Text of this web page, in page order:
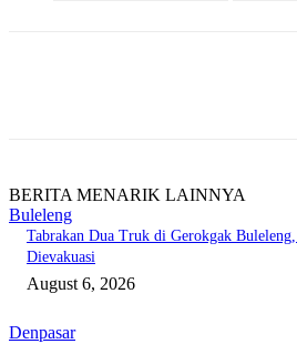
BERITA MENARIK LAINNYA
Buleleng
Tabrakan Dua Truk di Gerokgak
Dievakuasi
August 6, 2026
Denpasar